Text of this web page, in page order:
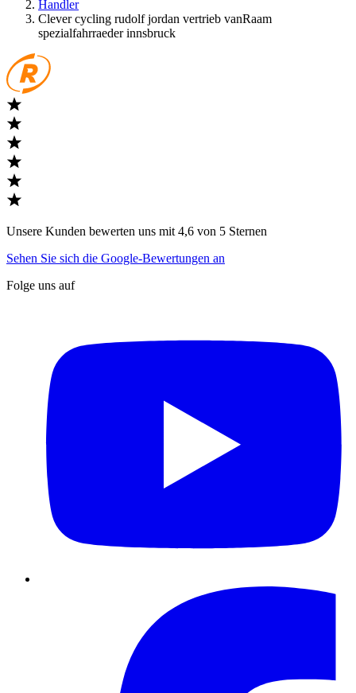
Handler
Clever cycling rudolf jordan vertrieb vanRaam
spezialfahrraeder innsbruck
Unsere Kunden bewerten uns mit 4,6 von 5 Sternen
Sehen Sie sich die Google-Bewertungen an
Folge uns auf